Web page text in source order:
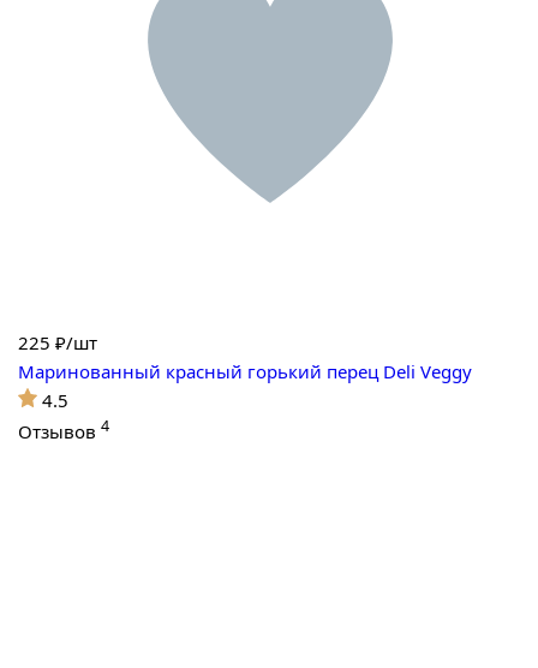
225 ₽/шт
Маринованный красный горький перец Deli Veggy
4.5
Отзывов 4